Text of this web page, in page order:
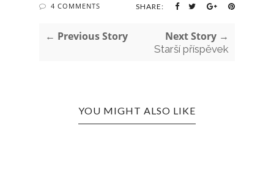
4 COMMENTS SHARE:
← Previous Story Next Story →
Starší příspěvek
YOU MIGHT ALSO LIKE